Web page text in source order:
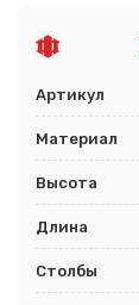
Артикул
Материал
Высота
Длина
Столбы